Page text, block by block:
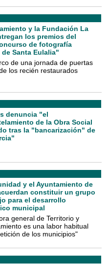
y la Fundación La
los premios del
de fotografía
Santa Eulalia"
de una jornada de puertas
los recién restaurados
denuncia "el
de la Obra Social
tras la "bancarización" de
y el Ayuntamiento de
constituir un grupo
para el desarrollo
municipal
general de Territorio y
es una labor habitual
de los municipios"